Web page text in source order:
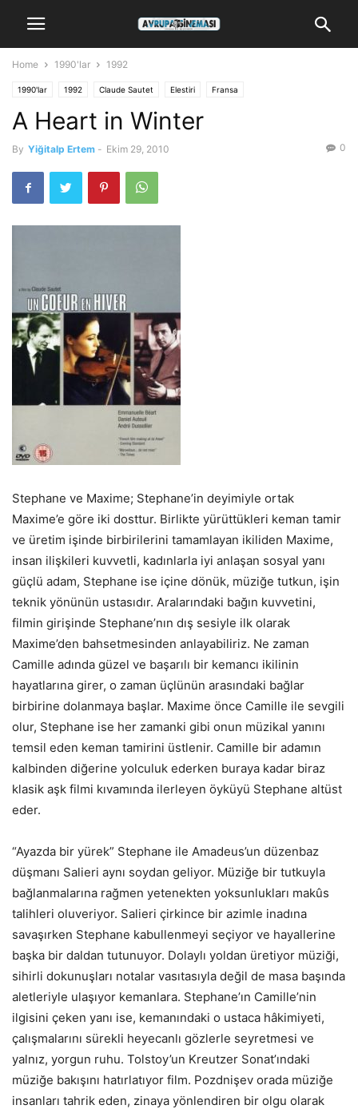
Home 1990'lar 1992
1990'lar 1992 Claude Sautet Elestiri Fransa
A Heart in Winter
By Yiğitalp Ertem - Ekim 29, 2010 0
Stephane ve Maxime; Stephane’in deyimiyle ortak
Maxime’e göre iki dosttur. Birlikte yürüttükleri keman tamir
ve üretim işinde birbirilerini tamamlayan ikiliden Maxime,
insan ilişkileri kuvvetli, kadınlarla iyi anlaşan sosyal yanı
güçlü adam, Stephane ise içine dönük, müziğe tutkun, işin
teknik yönünün ustasıdır. Aralarındaki bağın kuvvetini,
filmin girişinde Stephane’nın dış sesiyle ilk olarak
Maxime’den bahsetmesinden anlayabiliriz. Ne zaman
Camille adında güzel ve başarılı bir kemancı ikilinin
hayatlarına girer, o zaman üçlünün arasındaki bağlar
birbirine dolanmaya başlar. Maxime önce Camille ile sevgili
olur, Stephane ise her zamanki gibi onun müzikal yanını
temsil eden keman tamirini üstlenir. Camille bir adamın
kalbinden diğerine yolculuk ederken buraya kadar biraz
klasik aşk filmi kıvamında ilerleyen öyküyü Stephane altüst
eder.
“Ayazda bir yürek” Stephane ile Amadeus’un düzenbaz
düşmanı Salieri aynı soydan geliyor. Müziğe bir tutkuyla
bağlanmalarına rağmen yetenekten yoksunlukları makûs
talihleri oluveriyor. Salieri çirkince bir azimle inadına
savaşırken Stephane kabullenmeyi seçiyor ve hayallerine
başka bir daldan tutunuyor. Dolaylı yoldan üretiyor müziği,
sihirli dokunuşları notalar vasıtasıyla değil de masa başında
aletleriyle ulaşıyor kemanlara. Stephane’ın Camille’nin
ilgisini çeken yanı ise, kemanındaki o ustaca hâkimiyeti,
çalışmalarını sürekli heyecanlı gözlerle seyretmesi ve
yalnız, yorgun ruhu. Tolstoy’un Kreutzer Sonat’ındaki
müziğe bakışını hatırlatıyor film. Pozdnişev orada müziğe
insanları tahrik eden, zinaya yönlendiren bir olgu olarak